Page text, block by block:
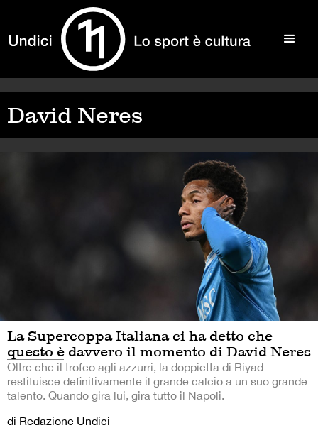
David Neres
La Supercoppa Italiana ci ha detto che
questo è davvero il momento di David Neres
Oltre che il trofeo agli azzurri, la doppietta di Riyad
restituisce definitivamente il grande calcio a un suo grande
talento. Quando gira lui, gira tutto il Napoli.
di Redazione Undici